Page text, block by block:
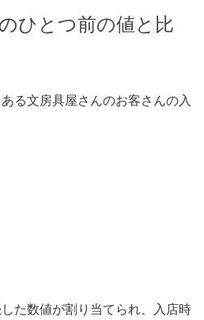
ひとつ前の値と比
る文房具屋さんのお客さんの入
た数値が割り当てられ、入店時